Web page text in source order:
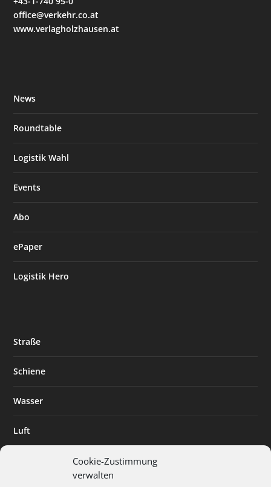
Cookie-Zustimmung
verwalten
office@verkehr.co.at
www.verlagholzhausen.at
News
Roundtable
Logistik Wahl
Events
Abo
ePaper
Logistik Hero
Straße
Schiene
Wasser
Luft